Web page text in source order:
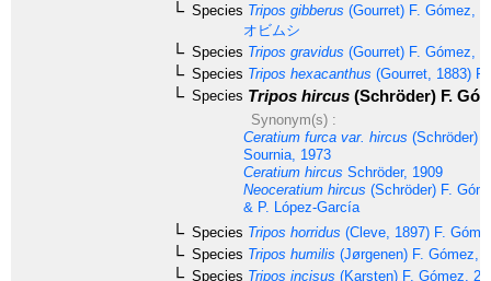
Species Tripos gibberus (Gourret) F. Gómez,
オビムシ
Species Tripos gravidus (Gourret) F. Gómez,
Species Tripos hexacanthus (Gourret, 1883)
Species Tripos hircus (Schröder) F.
Synonym(s) :
Ceratium furca var. hircus (Schröder)
Sournia, 1973
Ceratium hircus Schröder, 1909
Neoceratium hircus (Schröder) F.
& P. López-García
Species Tripos horridus (Cleve, 1897) F.
Species Tripos humilis (Jørgenen) F. Gómez,
Species Tripos incisus (Karsten) F. Gómez,